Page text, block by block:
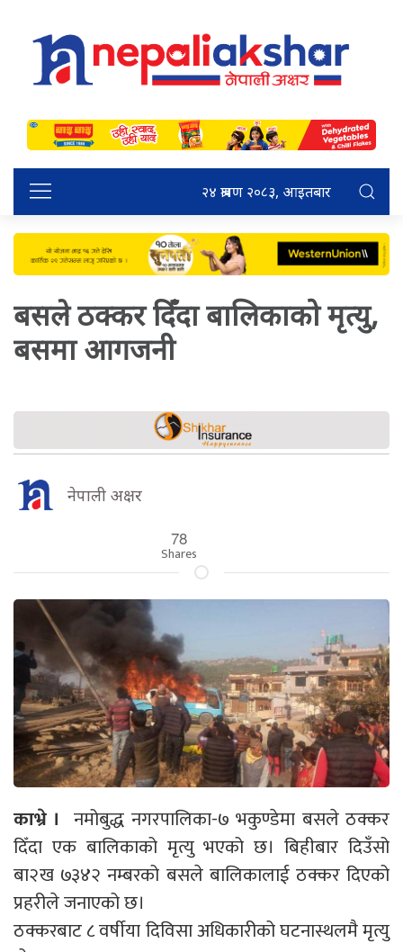
२४ श्रावण २०८३, आइतबार
बसले ठक्कर दिँदा बालिकाको मृत्यु,
बसमा आगजनी
नेपाली अक्षर
78
Shares
काभ्रे । नमोबुद्ध नगरपालिका-७ भकुण्डेमा बसले ठक्कर
दिँदा एक बालिकाको मृत्यु भएको छ। बिहीबार दिउँसो
बा२ख ७३४२ नम्बरको बसले बालिकालाई ठक्कर दिएको
प्रहरीले जनाएको छ।
ठक्करबाट ८ वर्षीया दिविसा अधिकारीको घटनास्थलमै मृत्यु